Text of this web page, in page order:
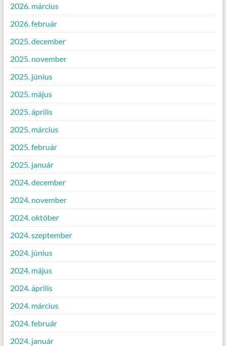
2026. március
2026. február
2025. december
2025. november
2025. június
2025. május
2025. április
2025. március
2025. február
2025. január
2024. december
2024. november
2024. október
2024. szeptember
2024. június
2024. május
2024. április
2024. március
2024. február
2024. január